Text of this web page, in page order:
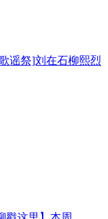
谣祭]刘在石柳熙烈